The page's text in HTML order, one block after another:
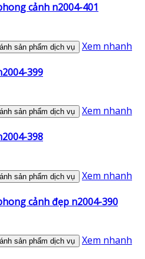
cảnh n2004-401
sản phẩm dịch vụ Xem nhanh
399
sản phẩm dịch vụ Xem nhanh
398
sản phẩm dịch vụ Xem nhanh
cảnh đẹp n2004-390
sản phẩm dịch vụ Xem nhanh